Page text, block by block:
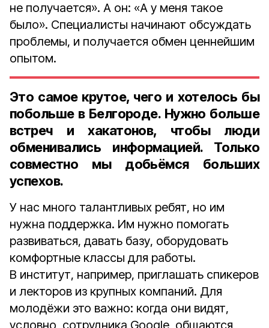
не получается». А он: «А у меня такое
было». Специалисты начинают обсуждать
проблемы, и получается обмен ценнейшим
опытом.
Это самое крутое, чего и хотелось бы
побольше в Белгороде. Нужно больше
встреч и хакатонов, чтобы люди
обменивались информацией. Только
совместно мы добьёмся больших
успехов.
У нас много талантливых ребят, но им
нужна поддержка. Им нужно помогать
развиваться, давать базу, оборудовать
комфортные классы для работы.
В институт, например, приглашать спикеров
и лекторов из крупных компаний. Для
молодёжи это важно: когда они видят,
условно, сотрудника Google, общаются